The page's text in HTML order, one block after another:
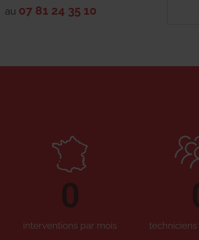
au 07 81 24 35 10
interventions par mois
0